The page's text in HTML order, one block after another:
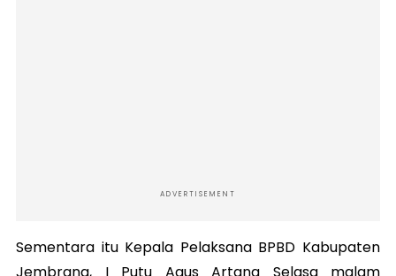
ADVERTISEMENT
Sementara itu Kepala Pelaksana BPBD Kabupaten